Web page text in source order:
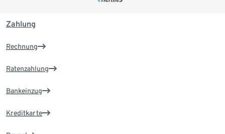
Zahlung
Rechnung
Ratenzahlung
Bankeinzug
Kreditkarte